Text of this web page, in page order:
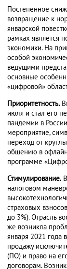
Постепенное
возвращение к
январской
рамках является
экономики. На
особой
ведущими
основные
«цифровой»
Приоритетность.
июля и стал его
пандемии в
мероприятие,
переход от
общению в
программе
Стимулирование.
налоговом
страховых
до 3%). Отрасль
же возникла
января 2021 года
продажу
(ПО) и право на
договорам.